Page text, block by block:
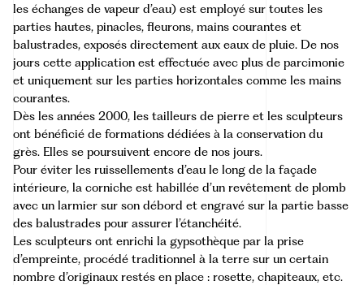
les échanges de vapeur d’eau) est employé sur toutes les
parties hautes, pinacles, fleurons, mains courantes et
balustrades, exposés directement aux eaux de pluie. De nos
jours cette application est effectuée avec plus de parcimonie
et uniquement sur les parties horizontales comme les mains
courantes.
Dès les années 2000, les tailleurs de pierre et les sculpteurs
ont bénéficié de formations dédiées à la conservation du
grès. Elles se poursuivent encore de nos jours.
Pour éviter les ruissellements d’eau le long de la façade
intérieure, la corniche est habillée d’un revêtement de plomb
avec un larmier sur son débord et engravé sur la partie basse
des balustrades pour assurer l’étanchéité.
Les sculpteurs ont enrichi la gypsothèque par la prise
d’empreinte, procédé traditionnel à la terre sur un certain
nombre d’originaux restés en place : rosette, chapiteaux, etc.